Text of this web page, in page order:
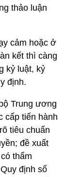
thảo luận
cảm hoặc ở
kết thì càng
kỷ luật, kỷ
định.
Trung ương
cấp tiến hành
tiêu chuẩn
đề xuất
thẩm
định số